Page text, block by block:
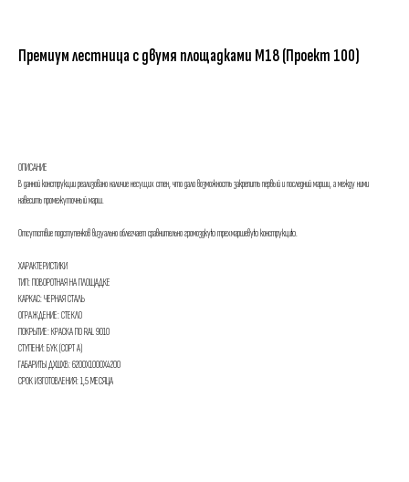
Премиум лестница с двумя площадками М18 (Проект 100)
ОПИСАНИЕ
В данной конструкции реализовано наличие несущих стен, что дало возможность закрепить первый и последний марши, а между ними
навесить промежуточный марш.
Отсутствие подступенков визуально облегчает сравнительно громоздкую трехмаршевую конструкцию.
ХАРАКТЕРИСТИКИ
ТИП: ПОВОРОТНАЯ НА ПЛОЩАДКЕ
КАРКАС: ЧЕРНАЯ СТАЛЬ
ОГРАЖДЕНИЕ: СТЕКЛО
ПОКРЫТИЕ: КРАСКА ПО RAL 9010
СТУПЕНИ: БУК (СОРТ А)
ГАБАРИТЫ ДХШХВ: 6200Х1000Х4200
СРОК ИЗГОТОВЛЕНИЯ: 1,5 МЕСЯЦА